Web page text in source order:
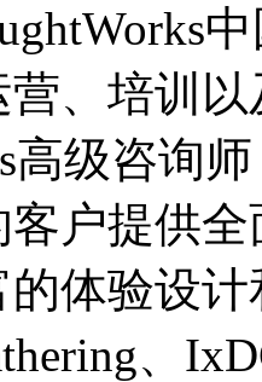
、培训
高级咨询
户提供
体验设
、